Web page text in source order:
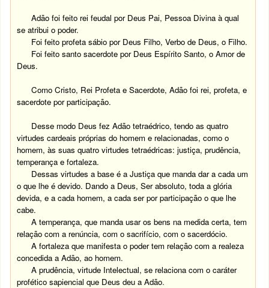
Adão foi feito rei feudal por Deus Pai, Pessoa Divina à qual
se atribui o poder.
Foi feito profeta sábio por Deus Filho, Verbo de Deus, o Filho.
Foi feito santo sacerdote por Deus Espírito Santo, o Amor de
Deus.
Como Cristo, Rei Profeta e Sacerdote, Adão foi rei, profeta, e
sacerdote por participação.
Desse modo Deus fez Adão tetraédrico, tendo as quatro
virtudes cardeais próprias do homem e relacionadas, como o
homem, às suas quatro virtudes tetraédricas: justiça, prudência,
temperança e fortaleza.
Dessas virtudes a base é a Justiça que manda dar a cada um
o que lhe é devido. Dando a Deus, Ser absoluto, toda a glória
devida, e a cada homem, a cada ser por participação o que lhe
cabe.
A temperança, que manda usar os bens na medida certa, tem
relação com a renúncia, com o sacrifício, com o sacerdócio.
A fortaleza que manifesta o poder tem relação com a realeza
concedida a Adão, ao homem.
A prudência, virtude Intelectual, se relaciona com o caráter
profético sapiencial que Deus deu a Adão.